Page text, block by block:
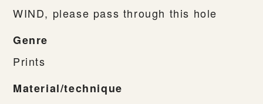
WIND, please pass through this hole
Genre
Prints
Material/technique